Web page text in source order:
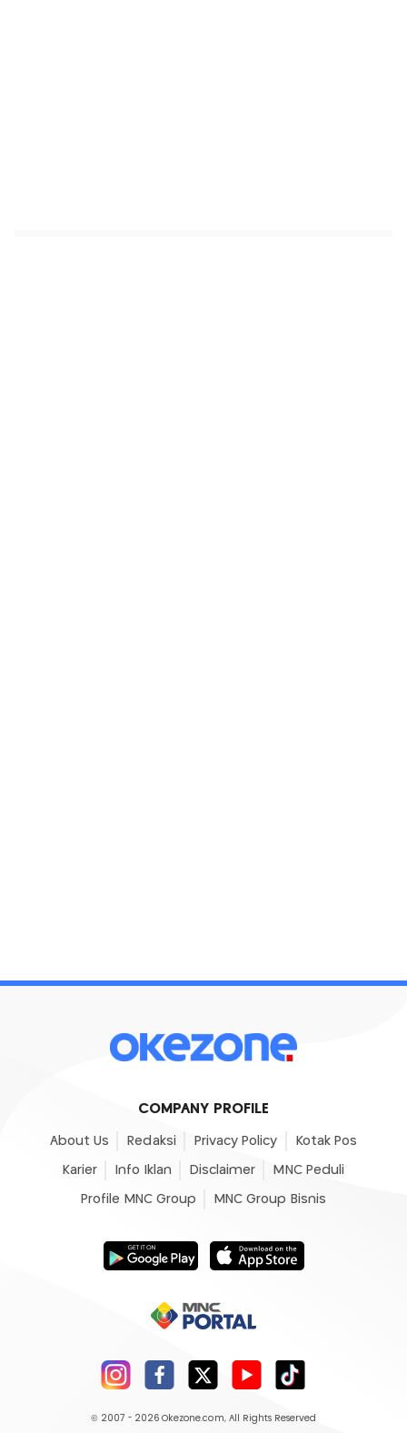
COMPANY PROFILE
About Us Redaksi Privacy Policy Kotak Pos
Karier Info Iklan Disclaimer MNC Peduli
Profile MNC Group MNC Group Bisnis
© 2007 - 2026 Okezone.com, All Rights Reserved